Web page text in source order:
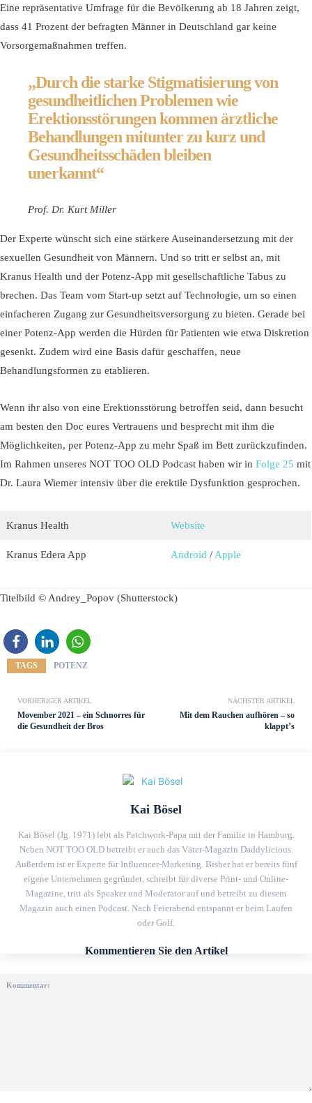
Eine repräsentative Umfrage für die Bevölkerung ab 18 Jahren zeigt,
dass 41 Prozent der befragten Männer in Deutschland gar keine
Vorsorgemaßnahmen treffen.
„Durch die starke Stigmatisierung von
gesundheitlichen Problemen wie
Erektionsstörungen kommen ärztliche
Behandlungen mitunter zu kurz und
Gesundheitsschäden bleiben
unerkannt“
Prof. Dr. Kurt Miller
Der Experte wünscht sich eine stärkere Auseinandersetzung mit der
sexuellen Gesundheit von Männern. Und so tritt er selbst an, mit
Kranus Health und der Potenz-App mit gesellschaftliche Tabus zu
brechen. Das Team vom Start-up setzt auf Technologie, um so einen
einfacheren Zugang zur Gesundheitsversorgung zu bieten. Gerade bei
einer Potenz-App werden die Hürden für Patienten wie etwa Diskretion
gesenkt. Zudem wird eine Basis dafür geschaffen, neue
Behandlungsformen zu etablieren.
Wenn ihr also von eine Erektionsstörung betroffen seid, dann besucht
am besten den Doc eures Vertrauens und besprecht mit ihm die
Möglichkeiten, per Potenz-App zu mehr Spaß im Bett zurückzufinden.
Im Rahmen unseres NOT TOO OLD Podcast haben wir in Folge 25 mit
Dr. Laura Wiemer intensiv über die erektile Dysfunktion gesprochen.
Kranus Health Website
Kranus Edera App Android / Apple
Titelbild © Andrey_Popov (Shutterstock)
TAGS POTENZ
VORHERIGER ARTIKEL
Movember 2021 – ein Schnorres für
die Gesundheit der Bros
NÄCHSTER ARTIKEL
Mit dem Rauchen aufhören – so
klappt’s
Kai Bösel
Kai Bösel (Jg. 1971) lebt als Patchwork-Papa mit der Familie in Hamburg.
Neben NOT TOO OLD betreibt er auch das Väter-Magazin Daddylicious.
Außerdem ist er Experte für Influencer-Marketing. Bisher hat er bereits fünf
eigene Unternehmen gegründet, schreibt für diverse Print- und Online-
Magazine, tritt als Speaker und Moderator auf und betreibt zu diesem
Magazin auch einen Podcast. Nach Feierabend entspannt er beim Laufen
oder Golf.
Kommentieren Sie den Artikel